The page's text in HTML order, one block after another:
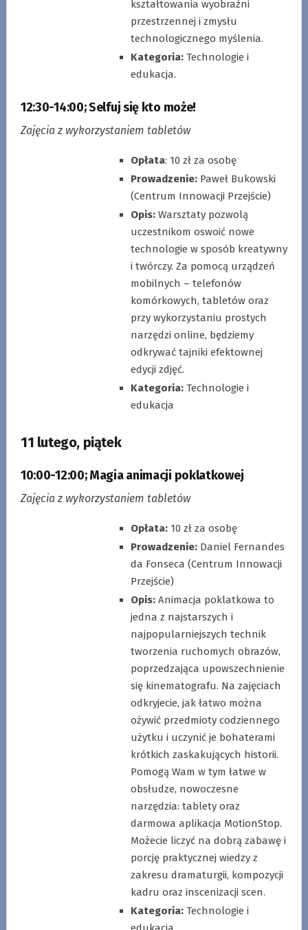
kształtowania wyobraźni
przestrzennej i zmysłu
technologicznego myślenia.
Kategoria:Technologie i
edukacja.
12:30-14:00;Selfuj się kto może!
Zajęcia z wykorzystaniem tabletów
Opłata: 10 zł za osobę
Prowadzenie:Paweł Bukowski
(Centrum Innowacji Przejście)
Opis:Warsztaty pozwolą
uczestnikom oswoić nowe
technologie w sposób kreatywny
i twórczy. Za pomocą urządzeń
mobilnych – telefonów
komórkowych, tabletów oraz
przy wykorzystaniu prostych
narzędzi online, będziemy
odkrywać tajniki efektownej
edycji zdjęć.
Kategoria:Technologie i
edukacja
11 lutego, piątek
10:00-12:00;Magia animacji poklatkowej
Zajęcia z wykorzystaniem tabletów
Opłata:10 zł za osobę
Prowadzenie:Daniel Fernandes
da Fonseca (Centrum Innowacji
Przejście)
Opis:Animacja poklatkowa to
jedna z najstarszych i
najpopularniejszych technik
tworzenia ruchomych obrazów,
poprzedzająca upowszechnienie
się kinematografu. Na zajęciach
odkryjecie, jak łatwo można
ożywić przedmioty codziennego
użytku i uczynić je bohaterami
krótkich zaskakujących historii.
Pomogą Wam w tym łatwe w
obsłudze, nowoczesne
narzędzia: tablety oraz
darmowa aplikacja MotionStop.
Możecie liczyć na dobrą zabawę i
porcję praktycznej wiedzy z
zakresu dramaturgii, kompozycji
kadru oraz inscenizacji scen.
Kategoria:Technologie i